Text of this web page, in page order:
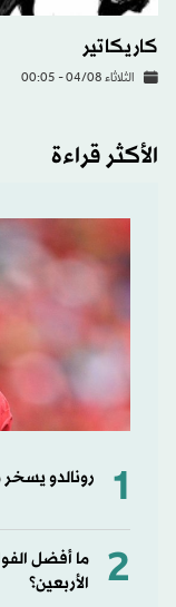
كاريكاتير
الثلاثاء 04/08 - 00:05
الأكثر قراءة
1 رونالدو
2
ما أفضل
الأربعين؟